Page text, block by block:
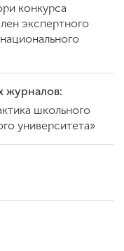
конкурса
экспертного
журналов:
школьного
университета»